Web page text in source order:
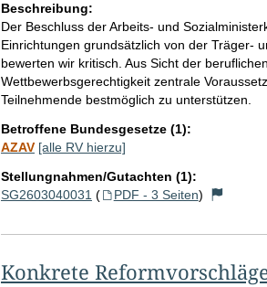
Beschreibung:
Der Beschluss der Arbeits- und
Einrichtungen grundsätzlich von der Träger-
bewerten wir kritisch. Aus Sicht der
Wettbewerbsgerechtigkeit zentrale
Teilnehmende bestmöglich zu unterstützen.
Betroffene Bundesgesetze (1):
AZAV [alle RV hierzu]
Stellungnahmen/Gutachten (1):
SG2603040031 ( PDF - 3 Seiten)
Konkrete